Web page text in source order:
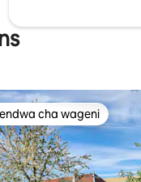
maarufu cha wageni
cha wageni